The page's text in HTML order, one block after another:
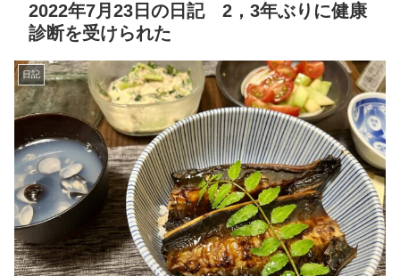
2022年7月23日の日記 2，3年ぶりに健康
診断を受けられた
日記